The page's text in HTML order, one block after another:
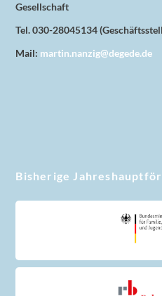
Gesellschaft
Tel. 030-28045134
Mail: martin.nanzig@degede.de
Bisherige